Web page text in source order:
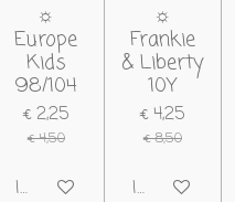
☼
Europe
Kids
98/104
€ 2,25
€ 4,50
In winkelwagen
☼
Frankie
& Liberty
10Y
€ 4,25
€ 8,50
In